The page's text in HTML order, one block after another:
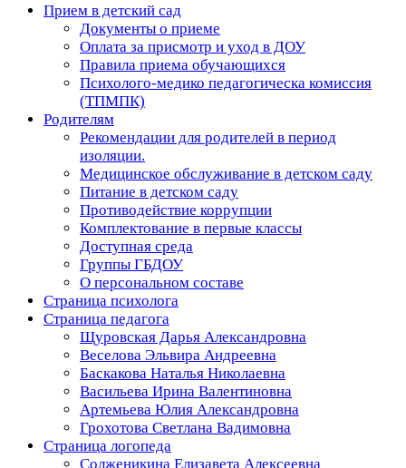
Прием в детский сад
Документы о приеме
Оплата за присмотр и уход в ДОУ
Правила приема обучающихся
Психолого-медико педагогическа комиссия
(ТПМПК)
Родителям
Рекомендации для родителей в период
изоляции.
Медицинское обслуживание в детском саду
Питание в детском саду
Противодействие коррупции
Комплектование в первые классы
Доступная среда
Группы ГБДОУ
О персональном составе
Страница психолога
Страница педагога
Щуровская Дарья Александровна
Веселова Эльвира Андреевна
Баскакова Наталья Николаевна
Васильева Ирина Валентиновна
Артемьева Юлия Александровна
Грохотова Светлана Вадимовна
Страница логопеда
Солженикина Елизавета Алексеевна